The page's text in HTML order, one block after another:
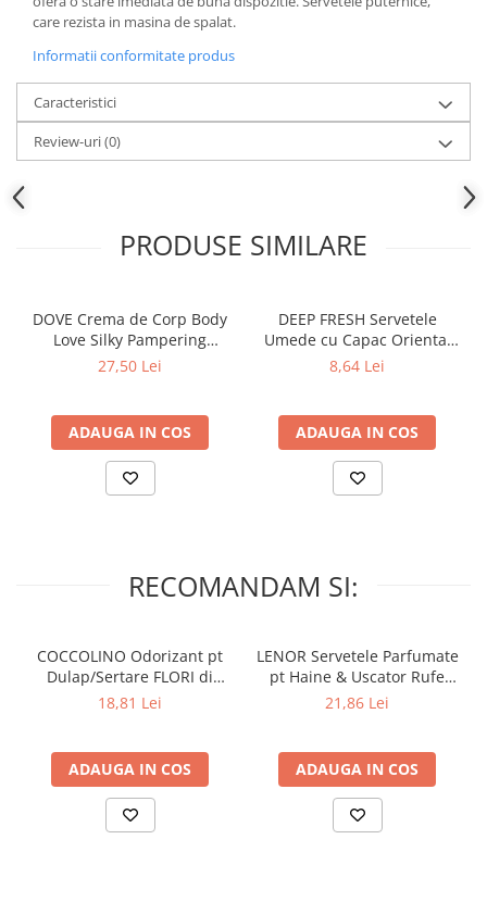
care rezista in masina de spalat.
Informatii conformitate produs
Caracteristici
Review-uri(0)
PRODUSE SIMILARE
DOVE Crema de Corp Body
Love Silky Pampering
Hidratare & Nutritie 300 ml
27,50 Lei
ADAUGA IN COS
DEEP FRESH Servetele
Umede cu Capac Oriental
AMBER 120 buc
8,64 Lei
ADAUGA IN COS
RECOMANDAM SI:
COCCOLINO Odorizant pt
Dulap/Sertare FLORI di
PRIMAVERA 3 buc
18,81 Lei
ADAUGA IN COS
LENOR Servetele Parfumate
pt Haine & Uscator Rufe
SPRING AWAKENING 34 buc
21,86 Lei
ADAUGA IN COS